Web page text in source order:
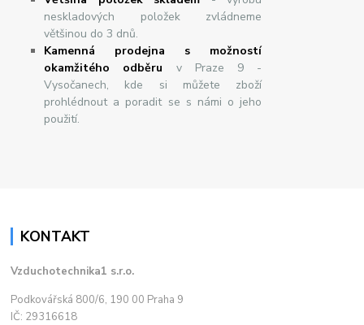
neskladových položek zvládneme
většinou do 3 dnů.
Kamenná prodejna s možností
okamžitého odběru v Praze 9 -
Vysočanech, kde si můžete zboží
prohlédnout a poradit se s námi o jeho
použití.
KONTAKT
Vzduchotechnika1 s.r.o.
Podkovářská 800/6, 190 00 Praha 9
IČ: 29316618